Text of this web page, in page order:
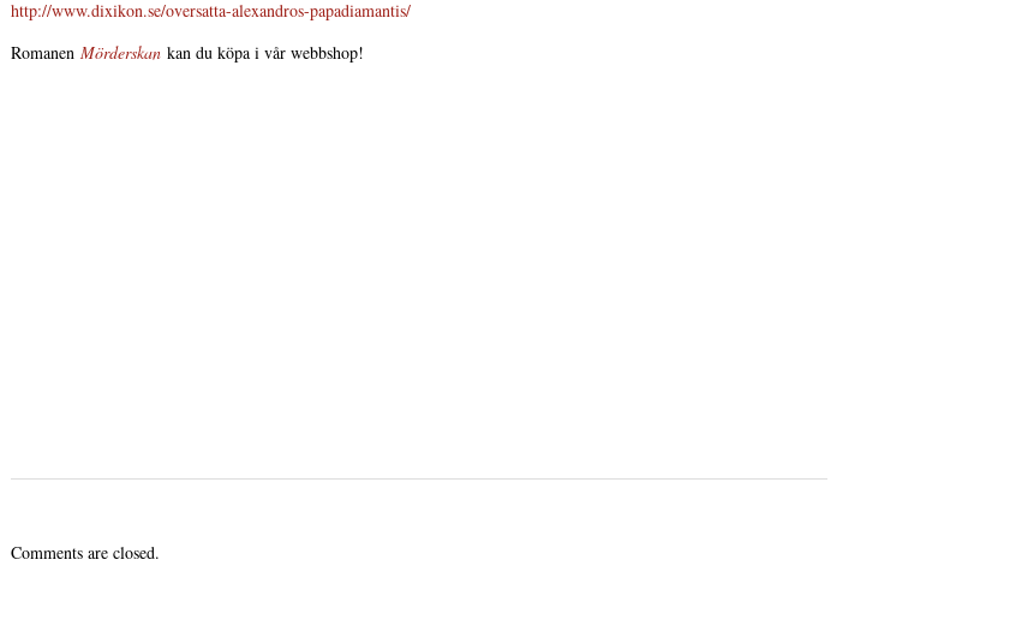
http://www.dixikon.se/oversatta-alexandros-papadiamantis/
Romanen Mörderskan kan du köpa i vår webbshop!
Comments are closed.